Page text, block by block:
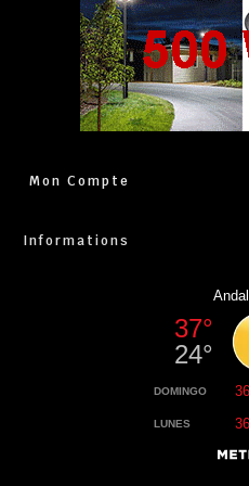
Mon Compte
Informations